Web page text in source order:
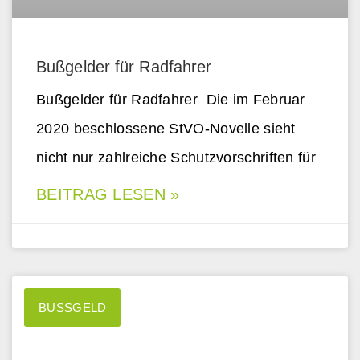
Bußgelder für Radfahrer
Bußgelder für Radfahrer Die im Februar
2020 beschlossene StVO-Novelle sieht
nicht nur zahlreiche Schutzvorschriften für
BEITRAG LESEN »
BUSSGELD